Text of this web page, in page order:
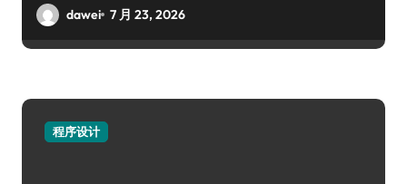
dawei 7 月 23, 2026
程序设计